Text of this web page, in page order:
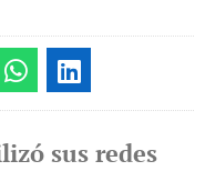
sus redes